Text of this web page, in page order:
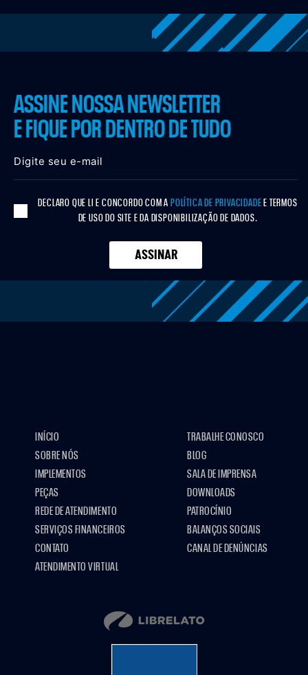
ASSINE NOSSA NEWSLETTER
E FIQUE POR DENTRO DE TUDO
ASSINAR
DECLARO QUE LI E CONCORDO COM A POLÍTICA DE PRIVACIDADE E TERMOS
DE USO DO SITE E DA DISPONIBILIZAÇÃO DE DADOS.
INÍCIO
SOBRE NÓS
IMPLEMENTOS
PEÇAS
REDE DE ATENDIMENTO
SERVIÇOS FINANCEIROS
CONTATO
ATENDIMENTO VIRTUAL
TRABALHE CONOSCO
BLOG
SALA DE IMPRENSA
DOWNLOADS
PATROCÍNIO
BALANÇOS SOCIAIS
CANAL DE DENÚNCIAS